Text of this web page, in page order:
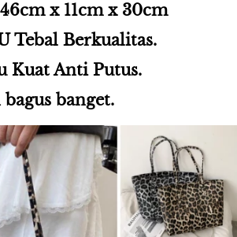
x 11cm x 30cm
Tebal Berkualitas.
Kuat Anti Putus.
banget.